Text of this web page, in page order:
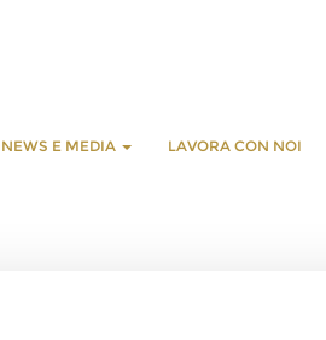
NEWS E MEDIA LAVORA CON NOI